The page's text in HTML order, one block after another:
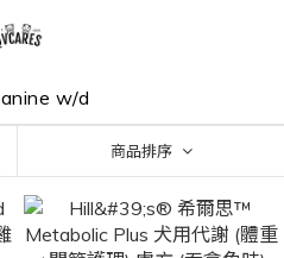
w/d
商品排序